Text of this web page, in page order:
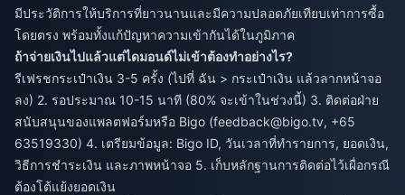
มีประวัติการให้บริการที่ยาวนานและมีความปลอดภัยเทียบเท่าการซื้อ
โดยตรง พร้อมทั้งแก้ปัญหาความเข้ากันได้ในภูมิภาค
ถ้าจ่ายเงินไปแล้วแต่ไดมอนด์ไม่เข้าต้องทำอย่างไร?
รีเฟรชกระเป๋าเงิน 3-5 ครั้ง (ไปที่ ฉัน > กระเป๋าเงิน แล้วลากหน้าจอ
ลง) 2. รอประมาณ 10-15 นาที (80% จะเข้าในช่วงนี้) 3. ติดต่อฝ่าย
สนับสนุนของแพลตฟอร์มหรือ Bigo (feedback@bigo.tv, +65
63519330) 4. เตรียมข้อมูล: Bigo ID, วันเวลาที่ทำรายการ, ยอดเงิน,
วิธีการชำระเงิน และภาพหน้าจอ 5. เก็บหลักฐานการติดต่อไว้เผื่อกรณี
ต้องโต้แย้งยอดเงิน